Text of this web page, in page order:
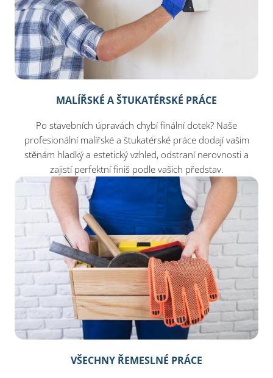
MALÍŘSKÉ A ŠTUKATÉRSKÉ PRÁCE
Po stavebních úpravách chybí finální dotek? Naše
profesionální malířské a štukatérské práce dodají vašim
stěnám hladký a estetický vzhled, odstraní nerovnosti a
zajistí perfektní finiš podle vašich představ.
VŠECHNY ŘEMESLNÉ PRÁCE